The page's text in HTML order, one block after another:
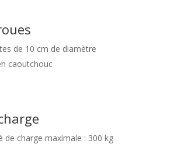
de 10 cm de diamètre
caoutchouc
de charge maximale : 300 kg